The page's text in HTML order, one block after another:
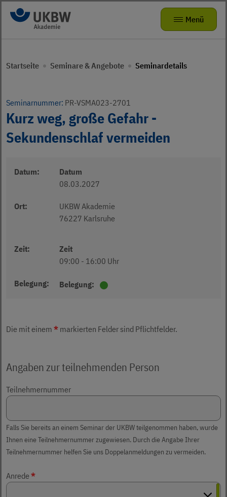
Zur Navigation
Zum Hauptinhalt
Das kleine Zebra
Bewegungsförderung für Kita-Teams
Verkehrsparcours für KIDS
Kamishibai
Risikodrom Straßenunterhaltungsdienst
Über uns
Die Akademie
FAQ
Karriere
leichte Sprache
Gebärdensprache
Menü
Startseite Seminare & Angebote Seminardetails
Seminarnummer: PR-VSMA023-2701
Kurz weg, große Gefahr -
Sekundenschlaf vermeiden
Datum:
Datum
08.03.2027
Ort:
UKBW Akademie
76227 Karlsruhe
Zeit:
Zeit
09:00 - 16:00 Uhr
Belegung: Belegung: Es sind freie Plätze vorhanden.
Die mit einem * markierten Felder sind Pflichtfelder.
Angaben zur teilnehmenden Person
Teilnehmernummer
Falls Sie bereits an einem Seminar der UKBW teilgenommen haben, wurde
Ihnen eine Teilnehmernummer zugewiesen. Durch die Angabe Ihrer
Teilnehmernummer helfen Sie uns Doppelanmeldungen zu vermeiden.
Anrede *